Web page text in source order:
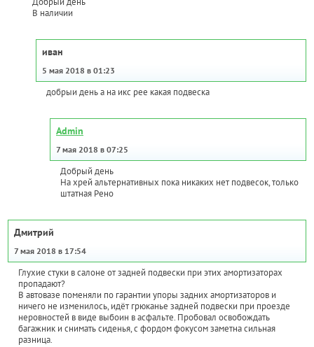
В наличии
иван
5 мая 2018 в 01:23
добрыи день а на икс рее какая подвеска
Admin
7 мая 2018 в 07:25
Добрый день
На хрей альтернативных пока никаких нет подвесок, только
штатная Рено
Дмитрий
7 мая 2018 в 17:54
Глухие стуки в салоне от задней подвески при этих амортизаторах
пропадают?
В автовазе поменяли по гарантии упоры задних амортизаторов и
ничего не изменилось, идёт грюканье задней подвески при проезде
неровностей в виде выбоин в асфальте. Пробовал освобождать
багажник и снимать сиденья, с фордом фокусом заметна сильная
разница.